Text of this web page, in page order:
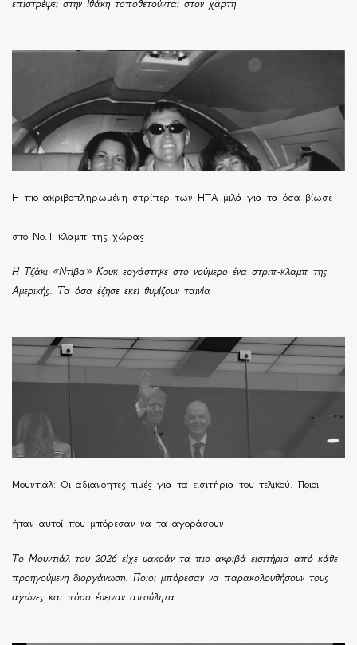
επιστρέψει στην Ιθάκη τοποθετούνται στον χάρτη
H πιο ακριβοπληρωμένη στρίπερ των ΗΠΑ μιλά για τα όσα βίωσε
στο Νο.1 κλαμπ της χώρας
Η Τζάκι «Ντίβα» Κουκ εργάστηκε στο νούμερο ένα στριπ-κλαμπ της
Αμερικής. Τα όσα έζησε εκεί θυμίζουν ταινία
Μουντιάλ: Οι αδιανόητες τιμές για τα εισιτήρια του τελικού. Ποιοι
ήταν αυτοί που μπόρεσαν να τα αγοράσουν
Το Μουντιάλ του 2026 είχε μακράν τα πιο ακριβά εισιτήρια από κάθε
προηγούμενη διοργάνωση. Ποιοι μπόρεσαν να παρακολουθήσουν τους
αγώνες και πόσο έμειναν απούλητα